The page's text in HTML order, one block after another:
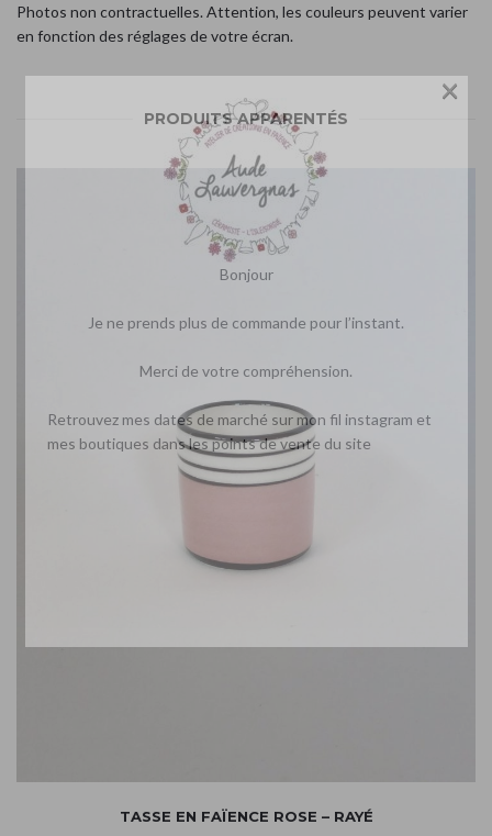
Photos non contractuelles. Attention, les couleurs peuvent varier
en fonction des réglages de votre écran.
PRODUITS APPARENTÉS
TASSE EN FAÏENCE ROSE – RAYÉ
Bonjour
Je ne prends plus de commande pour l’instant.
Merci de votre compréhension.
Retrouvez mes dates de marché sur mon fil instagram et
mes boutiques dans les points de vente du site
×